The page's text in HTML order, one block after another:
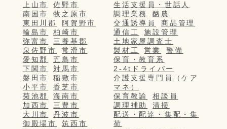
上山市
佐野市
南国市
牧之原市
東田川郡
阿賀野市
輪島市
柏崎市
弥富市
三養基郡
泉佐野市
常滑市
愛知郡
五島市
下関市
対馬市
磐田市
稲敷市
小平市
香芝市
菊池郡
海南市
加西市
三豊市
大川市
丹波市
御殿場市
筑西市
生活支援員・世話人
調理業務
酪農
交通誘導員
商品管理
通信工
施設管理
土地家屋調査士
製材工
営業
警備
保育・教育系
2-4tドライバー
介護支援専門員（ケア
マネ）
保育教諭
相談員
調理補助
清掃
配送・配達・集配・集
荷